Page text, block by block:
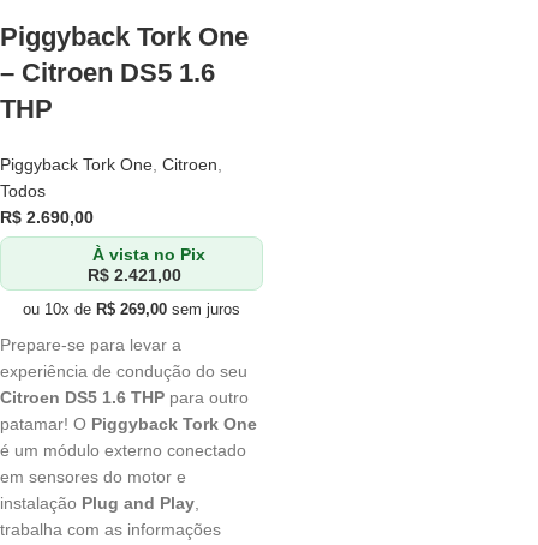
Piggyback Tork One
– Citroen DS5 1.6
THP
Piggyback Tork One Citroen
Todos
R$ 2.690,00
À vista no Pix
R$2.421,00
ou 10x de R$ 269,00 sem juros
Prepare-se para levar a
experiência de condução do seu
Citroen DS5 1.6 THP para outro
patamar! O Piggyback Tork One
é um módulo externo conectado
em sensores do motor e
instalação Plug and Play,
trabalha com as informações